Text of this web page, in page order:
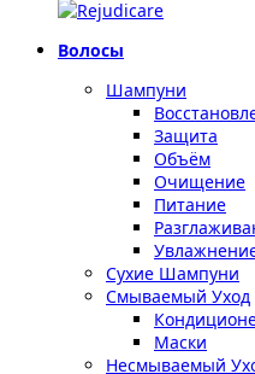
Волосы
Шампуни
Защита
Объём
Очищение
Питание
Сухие Шампуни
Смываемый Уход
Маски
Несмываемый